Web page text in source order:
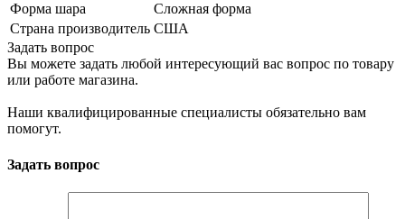
Форма шара
Сложная форма
Страна производитель США
Задать вопрос
Вы можете задать любой интересующий вас вопрос по товару
или работе магазина.
Наши квалифицированные специалисты обязательно вам
помогут.
Задать вопрос